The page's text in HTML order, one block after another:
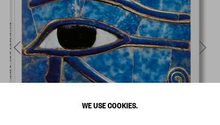
WE USE COOKIES.